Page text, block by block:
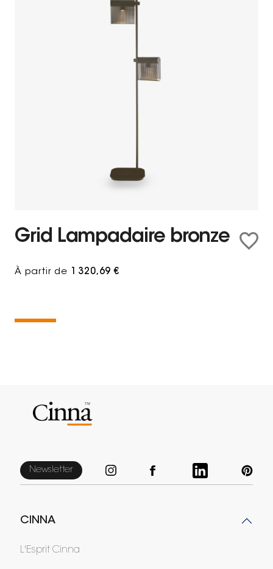
Grid Lampadaire bronze
À partir de 1 320,69 €
Newsletter
CINNA
L'Esprit Cinna